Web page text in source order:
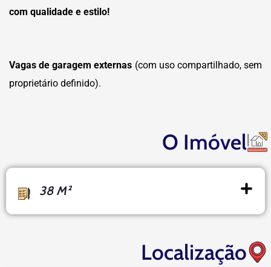
com qualidade e estilo!
Vagas de garagem externas (com uso compartilhado, sem
proprietário definido).
O Imóvel
38 M²
Localização